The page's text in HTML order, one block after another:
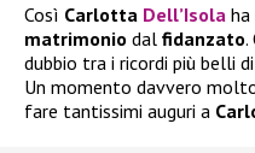
Così Carlotta Dell’Isola
matrimonio dal fidanzato.
dubbio tra i ricordi più belli
Un momento davvero
fare tantissimi auguri a